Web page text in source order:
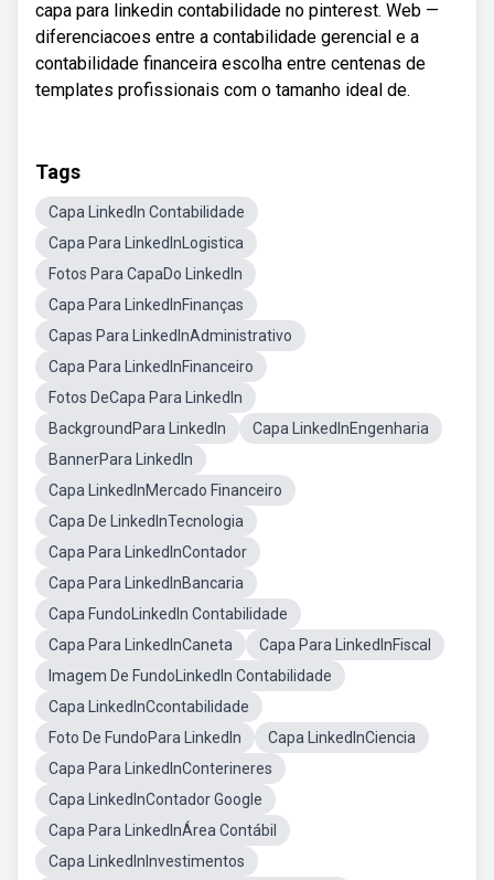
capa para linkedin contabilidade no pinterest. Web —
diferenciacoes entre a contabilidade gerencial e a
contabilidade financeira escolha entre centenas de
templates profissionais com o tamanho ideal de.
Tags
Capa LinkedIn Contabilidade
Capa Para LinkedInLogistica
Fotos Para CapaDo LinkedIn
Capa Para LinkedInFinanças
Capas Para LinkedInAdministrativo
Capa Para LinkedInFinanceiro
Fotos DeCapa Para LinkedIn
BackgroundPara LinkedIn
Capa LinkedInEngenharia
BannerPara LinkedIn
Capa LinkedInMercado Financeiro
Capa De LinkedInTecnologia
Capa Para LinkedInContador
Capa Para LinkedInBancaria
Capa FundoLinkedIn Contabilidade
Capa Para LinkedInCaneta
Capa Para LinkedInFiscal
Imagem De FundoLinkedIn Contabilidade
Capa LinkedInCcontabilidade
Foto De FundoPara LinkedIn
Capa LinkedInCiencia
Capa Para LinkedInConterineres
Capa LinkedInContador Google
Capa Para LinkedInÁrea Contábil
Capa LinkedInInvestimentos